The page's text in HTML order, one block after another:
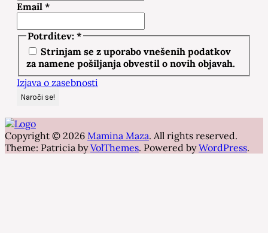
Email *
Potrditev: *
Strinjam se z uporabo vnešenih podatkov
za namene pošiljanja obvestil o novih objavah.
Izjava o zasebnosti
Copyright © 2026 Mamina Maza. All rights reserved.
Theme: Patricia byVolThemes. Powered byWordPress.